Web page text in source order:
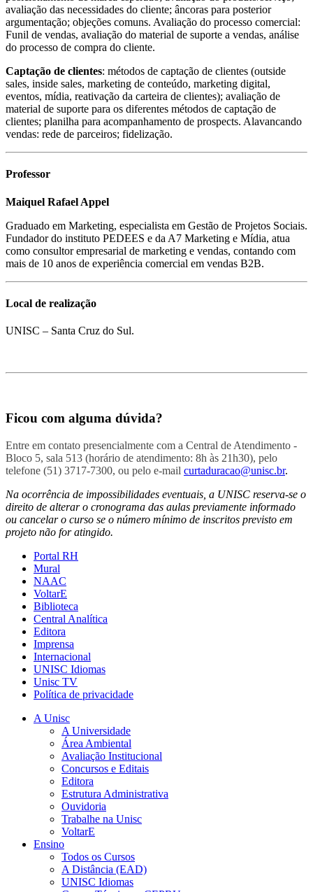
avaliação das necessidades do cliente; âncoras para posterior
argumentação; objeções comuns. Avaliação do processo comercial:
Funil de vendas, avaliação do material de suporte a vendas, análise
do processo de compra do cliente.
Captação de clientes: métodos de captação de clientes (outside
sales, inside sales, marketing de conteúdo, marketing digital,
eventos, mídia, reativação da carteira de clientes); avaliação de
material de suporte para os diferentes métodos de captação de
clientes; planilha para acompanhamento de prospects. Alavancando
vendas: rede de parceiros; fidelização.
Professor
Maiquel Rafael Appel
Graduado em Marketing, especialista em Gestão de Projetos Sociais.
Fundador do instituto PEDEES e da A7 Marketing e Mídia, atua
como consultor empresarial de marketing e vendas, contando com
mais de 10 anos de experiência comercial em vendas B2B.
Local de realização
UNISC – Santa Cruz do Sul.
Ficou com alguma dúvida?
Entre em contato presencialmente com a Central de Atendimento -
Bloco 5, sala 513 (horário de atendimento: 8h às 21h30), pelo
telefone (51) 3717-7300, ou pelo e-mail curtaduracao@unisc.br.
Na ocorrência de impossibilidades eventuais, a UNISC reserva-se o
direito de alterar o cronograma das aulas previamente informado
ou cancelar o curso se o número mínimo de inscritos previsto em
projeto não for atingido.
Portal RH
Mural
NAAC
VoltarE
Biblioteca
Central Analítica
Editora
Imprensa
Internacional
UNISC Idiomas
Unisc TV
Política de privacidade
A Unisc
A Universidade
Área Ambiental
Avaliação Institucional
Concursos e Editais
Editora
Estrutura Administrativa
Ouvidoria
Trabalhe na Unisc
VoltarE
Ensino
Todos os Cursos
A Distância (EAD)
UNISC Idiomas